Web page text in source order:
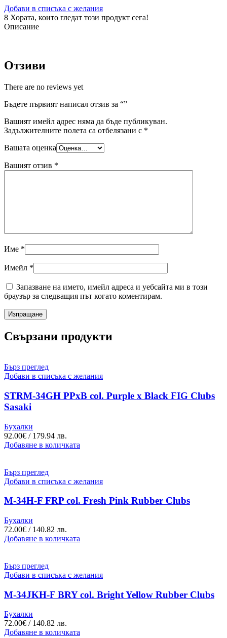
Добави в списъка с желания
8 Хората, които гледат този продукт сега!
Описание
Отзиви
There are no reviews yet
Бъдете първият написал отзив за “”
Вашият имейл адрес няма да бъде публикуван.
Задължителните полета са отбелязани с *
Вашата оценка
Вашият отзив *
Име *
Имейл *
Запазване на името, имейл адреса и уебсайта ми в този
браузър за следващия път когато коментирам.
Свързани продукти
Бърз преглед
Добави в списъка с желания
STRM-34GH PPxB col. Purple x Black FIG Clubs
Sasaki
Бухалки
92.00€ / 179.94 лв.
Добавяне в количката
Бърз преглед
Добави в списъка с желания
M-34H-F FRP col. Fresh Pink Rubber Clubs
Бухалки
72.00€ / 140.82 лв.
Добавяне в количката
Бърз преглед
Добави в списъка с желания
M-34JKH-F BRY col. Bright Yellow Rubber Clubs
Бухалки
72.00€ / 140.82 лв.
Добавяне в количката